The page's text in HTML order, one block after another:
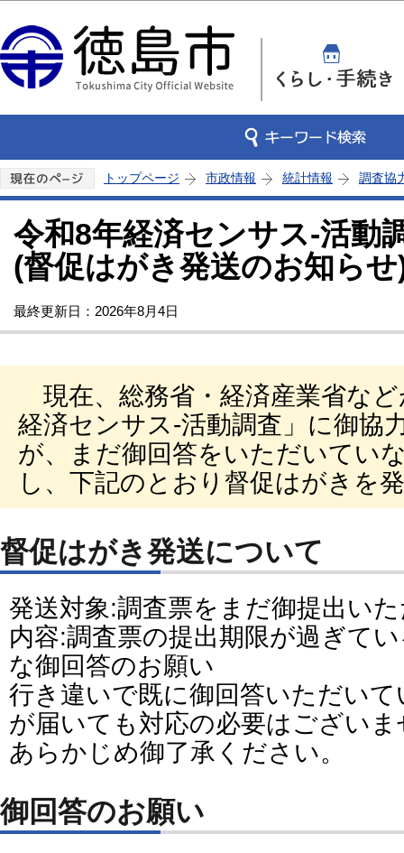
トップページ 市政情報 統計情報 調査協
令和8年経済センサス‐活動
(督促はがき発送のお知らせ
最終更新日：2026年8月4日
現在、総務省・経済産業省な
経済センサス‐活動調査」に御協
が、まだ御回答をいただいてい
し、下記のとおり督促はがきを
督促はがき発送について
発送対象:調査票をまだ御提出い
内容:調査票の提出期限が過ぎて
な御回答のお願い
行き違いで既に御回答いただい
が届いても対応の必要はございま
あらかじめ御了承ください。
御回答のお願い